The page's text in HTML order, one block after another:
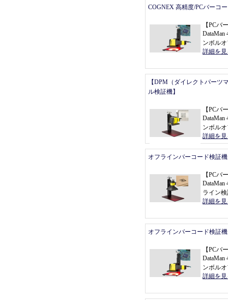
COGNEX 高精度/PCバーコ
【PCバ
DataMan
ンボル
詳細を
【DPM（ダイレクトパーツ
ル検証機】
【PCバ
DataMan
ンボル
詳細を
オフラインバーコード検証機
【PCバ
DataMan
ライン
詳細を
オフラインバーコード検証機
【PCバ
DataMan
ンボル
詳細を